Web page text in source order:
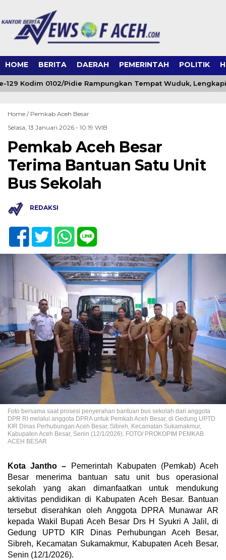
HOME BERITA DAERAH PEMERINTAH POLITIK
129 Kodim 0102/Pidie Rampungkan Tempat Wuduk,
Home / Pemkab Aceh Besar
Selasa, 13 Januari 2026 - 10:19 WIB
Pemkab Aceh Besar
Terima Bantuan Satu Unit
Bus Sekolah
REDAKSI
Foto bersama saat prosesi penyerahan bantuan bus sekolah dari anggota
DPR RI melalui anggota DPRA untuk Pemkab Aceh Besar, di Gedung UPTD
KIR Dinas Perhubungan Aceh Besar, Sibreh, Kecamatan Sukamakmur,
Kabupaten Aceh Besar, Senin (12/1/2026). FOTO/ PROKOPIM PEMKAB
ACEH BESAR
Kota Jantho – Pemerintah Kabupaten (Pemkab) Aceh
Besar menerima bantuan satu unit bus operasional
sekolah yang akan dimanfaatkan untuk mendukung
aktivitas pendidikan di Kabupaten Aceh Besar. Bantuan
tersebut diserahkan oleh Anggota DPRA Munawar AR
kepada Wakil Bupati Aceh Besar Drs H Syukri A Jalil, di
Gedung UPTD KIR Dinas Perhubungan Aceh Besar,
Sibreh, Kecamatan Sukamakmur, Kabupaten Aceh Besar,
Senin (12/1/2026).